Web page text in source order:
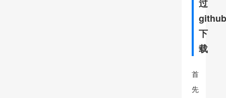
过
github
下
载
首
先